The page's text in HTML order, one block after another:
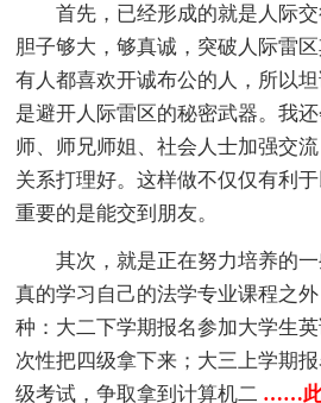
首先，已经形成的就是人际
胆子够大，够真诚，突破人际雷
有人都喜欢开诚布公的人，所以
是避开人际雷区的秘密武器。我
师、师兄师姐、社会人士加强交
关系打理好。这样做不仅仅有利
重要的是能交到朋友。
其次，就是正在努力培养的
真的学习自己的法学专业课程之
种：大二下学期报名参加大学生
次性把四级拿下来；大三上学期
级考试，争取拿到计算机二 ……此